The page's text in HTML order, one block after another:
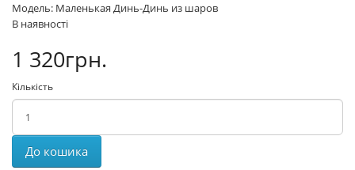
Модель: Маленькая Динь-Динь из шаров
В наявності
1 320грн.
Кількість
До кошика